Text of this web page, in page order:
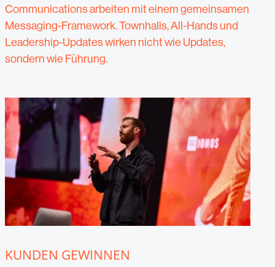
Communications arbeiten mit einem gemeinsamen
Messaging-Framework. Townhalls, All-Hands und
Leadership-Updates wirken nicht wie Updates,
sondern wie Führung.
KUNDEN GEWINNEN